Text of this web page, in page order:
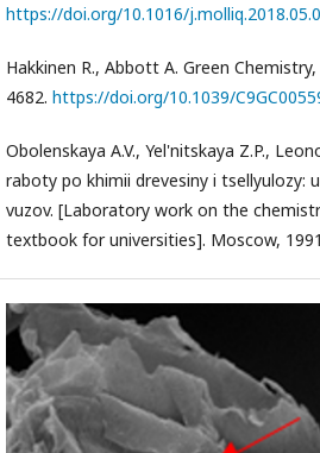
https://doi.org/10.1016/
Hakkinen R., Abbott A. Green
4682. https://doi.org/10.1039/
Obolenskaya A.V., Yel'nitskaya Z.P.,
raboty po khimii drevesiny i tsellyulozy:
vuzov. [Laboratory work on the
textbook for universities]. Moscow,